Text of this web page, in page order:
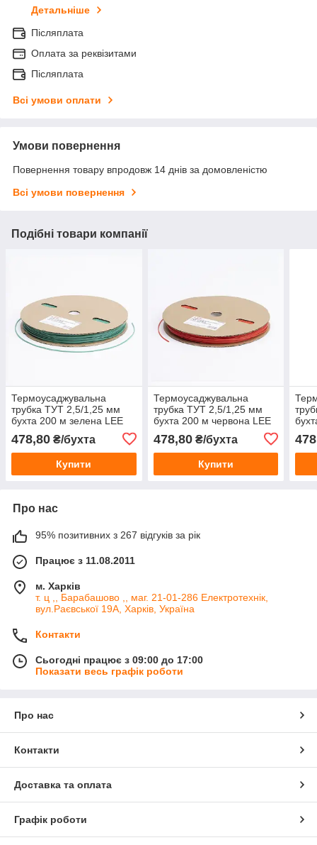
Детальніше
Післяплата
Оплата за реквізитами
Післяплата
Всі умови оплати
Умови повернення
Повернення товару впродовж 14 днів за домовленістю
Всі умови повернення
Подібні товари компанії
Термоусаджувальна
трубка ТУТ 2,5/1,25 мм
бухта 200 м зелена LEE
478,80 ₴/бухта
Купити
Термоусаджувальна
трубка ТУТ 2,5/1,25 мм
бухта 200 м червона LEE
478,80₴/бухта
Купити
Про нас
95% позитивних з 267 відгуків за рік
Працює з 11.08.2011
м. Харків
т. ц ,, Барабашово ,, маг. 21-01-286 Електротехнік,
вул.Раєвської 19А, Харків, Україна
Контакти
Сьогодні працює з 09:00 до 17:00
Показати весь графік роботи
Про нас
Контакти
Доставка та оплата
Графік роботи